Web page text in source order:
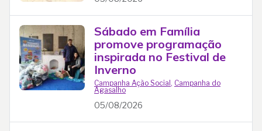
Sábado em Família
promove programação
inspirada no Festival de
Inverno
Campanha Ação Social , Campanha do
Agasalho
05/08/2026